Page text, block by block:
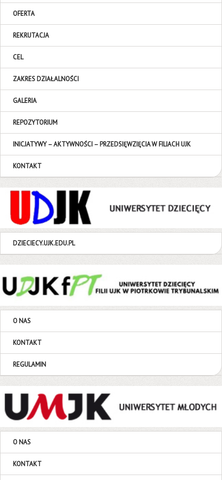
OFERTA
REKRUTACJA
CEL
ZAKRES DZIAŁALNOŚCI
GALERIA
REPOZYTORIUM
INICJATYWY – AKTYWNOŚCI – PRZEDSIĘWZIĘCIA W FILIACH UJK
KONTAKT
DZIECIECY.UJK.EDU.PL
O NAS
KONTAKT
REGULAMIN
O NAS
KONTAKT